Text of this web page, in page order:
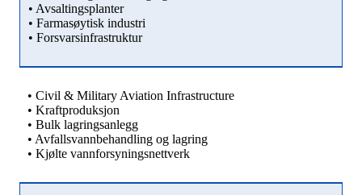
• Avsaltingsplanter
• Farmasøytisk industri
• Forsvarsinfrastruktur
• Civil & Military Aviation Infrastructure
• Kraftproduksjon
• Bulk lagringsanlegg
• Avfallsvannbehandling og lagring
• Kjølte vannforsyningsnettverk